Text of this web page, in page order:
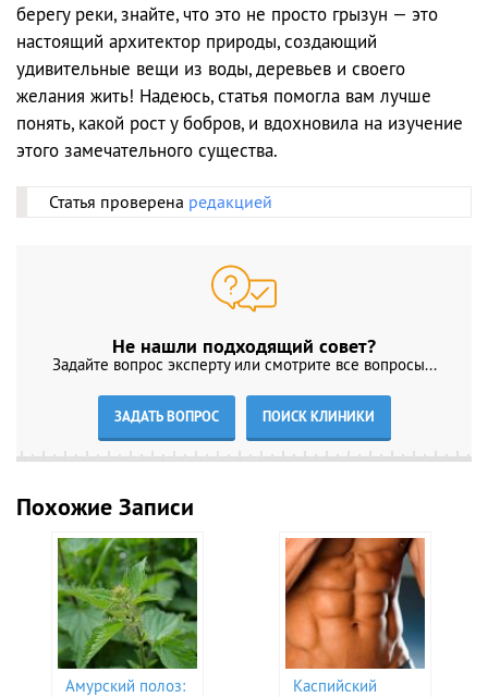
берегу реки, знайте, что это не просто грызун — это
настоящий архитектор природы, создающий
удивительные вещи из воды, деревьев и своего
желания жить! Надеюсь, статья помогла вам лучше
понять, какой рост у бобров, и вдохновила на изучение
этого замечательного существа.
Статья проверена редакцией
Не нашли подходящий совет?
Задайте вопрос эксперту или смотрите все вопросы...
ЗАДАТЬ ВОПРОС ПОИСК КЛИНИКИ
Похожие Записи
Амурский полоз:
Каспийский